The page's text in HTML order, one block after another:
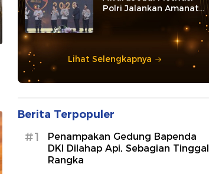
Polri Jalankan Amanat
Lihat Selengkapnya
Berita Terpopuler
#1
Penampakan Gedung Bapenda
DKI Dilahap Api, Sebagian Tinggal
Rangka